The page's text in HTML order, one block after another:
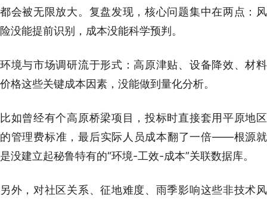
都会被无限放大。复盘发现，核心问题集中在两点：风
险没能提前识别，成本没能科学预判。
环境与市场调研流于形式：高原津贴、设备降效、材料
价格这些关键成本因素，没能做到量化分析。
比如曾经有个高原桥梁项目，投标时直接套用平原地区
的管理费标准，最后实际人员成本翻了一倍——根源就
是没建立起秘鲁特有的“环境-工效-成本”关联数据库。
另外，对社区关系、征地难度、雨季影响这些非技术风